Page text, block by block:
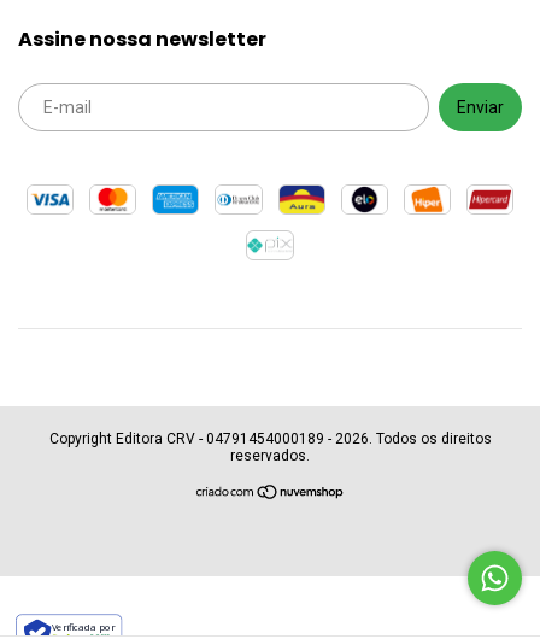
Assine nossa newsletter
Verificada por
Copyright Editora CRV - 04791454000189 - 2026. Todos os direitos
reservados.